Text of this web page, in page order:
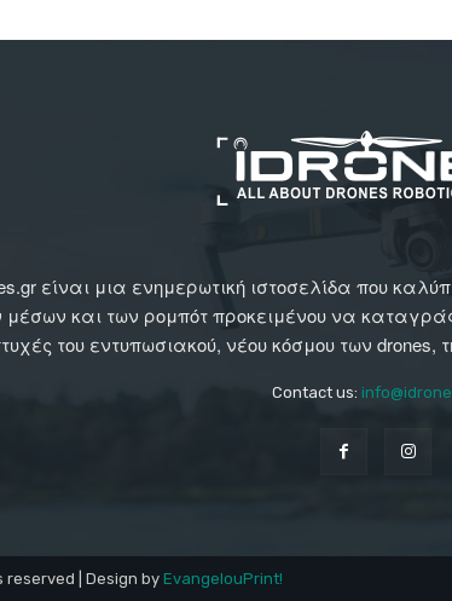
είναι μια ενημερωτική ιστοσελίδα που
μέσων και των ρομπότ προκειμένου να
του εντυπωσιακού, νέου κόσμου των drones,
Contact us:
| Design by EvangelouPrint!